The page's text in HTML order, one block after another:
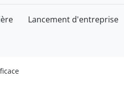
Lancement d'entreprise